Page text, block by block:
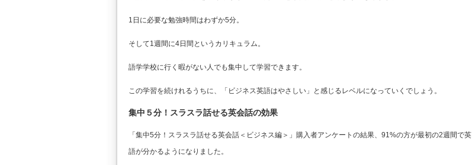
1日に必要な勉強時間はわずか5分。
そして1週間に4日間というカリキュラム。
語学学校に行く暇がない人でも集中して学習できます。
この学習を続けれるうちに、「ビジネス英語はやさしい」と感じるレベルになっていくでしょう。
集中５分！スラスラ話せる英会話の効果
「集中5分！スラスラ話せる英会話＜ビジネス編＞」購入者アンケートの結果、91%の方が最初の2週間で英
語が分かるようになりました。